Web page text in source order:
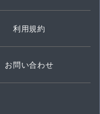
利用規約
お問い合わせ